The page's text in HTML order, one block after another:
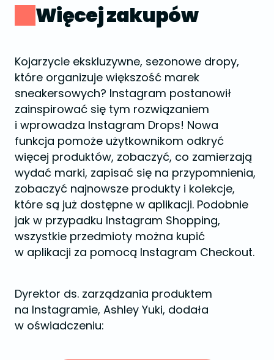
Więcej zakupów
Kojarzycie ekskluzywne, sezonowe dropy,
które organizuje większość marek
sneakersowych? Instagram postanowił
zainspirować się tym rozwiązaniem
i wprowadza Instagram Drops! Nowa
funkcja pomoże użytkownikom odkryć
więcej produktów, zobaczyć, co zamierzają
wydać marki, zapisać się na przypomnienia,
zobaczyć najnowsze produkty i kolekcje,
które są już dostępne w aplikacji. Podobnie
jak w przypadku Instagram Shopping,
wszystkie przedmioty można kupić
w aplikacji za pomocą Instagram Checkout.
Dyrektor ds. zarządzania produktem
na Instagramie, Ashley Yuki, dodała
w oświadczeniu: